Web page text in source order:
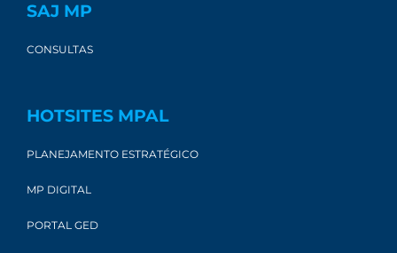
SAJ MP
CONSULTAS
HOTSITES MPAL
PLANEJAMENTO ESTRATÉGICO
MP DIGITAL
PORTAL GED